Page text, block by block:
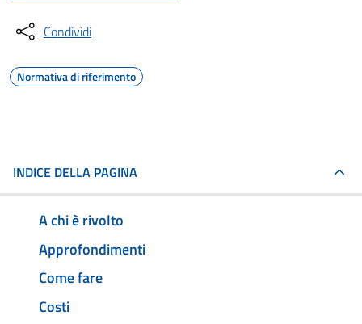
Condividi
Normativa di riferimento
INDICE DELLA PAGINA
A chi è rivolto
Approfondimenti
Come fare
Costi